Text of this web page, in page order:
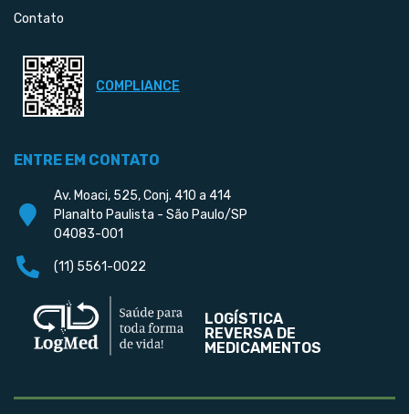
Contato
COMPLIANCE
ENTRE EM CONTATO
Av. Moaci, 525, Conj. 410 a 414
Planalto Paulista - São Paulo/SP
04083-001
(11) 5561-0022
LOGÍSTICA
REVERSA DE
MEDICAMENTOS